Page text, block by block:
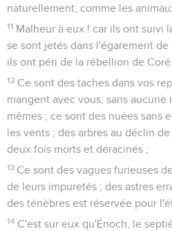
naturellement, comme les
11 Malheur à eux ! car ils ont suivi
se sont jetés dans l'égarement de
ils ont péri de la rébellion de Coré.
12 Ce sont des taches dans vos
mangent avec vous, sans aucune
mêmes ; ce sont des nuées sans
les vents ; des arbres au déclin
deux fois morts et déracinés ;
13 Ce sont des vagues furieuses
de leurs impuretés ; des astres
des ténèbres est réservée pour
14 C'est sur eux qu'Énoch, le